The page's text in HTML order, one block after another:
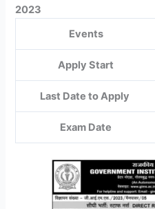
2023
Events
Apply Start
Last Date to Apply
Exam Date